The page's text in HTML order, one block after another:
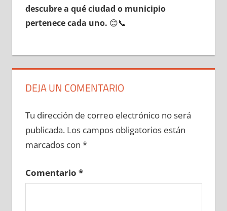
descubre а qué ciudad ο municipio
pertenece cada uno. 😊📞
DEJA UN COMENTARIO
Tu dirección de correo electrónico no será
publicada. Los campos obligatorios están
marcados con *
Comentario *